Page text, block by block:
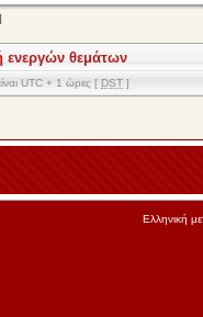
ενεργών θεμάτων
UTC + 1 ώρες [ DST ]
Ελληνική